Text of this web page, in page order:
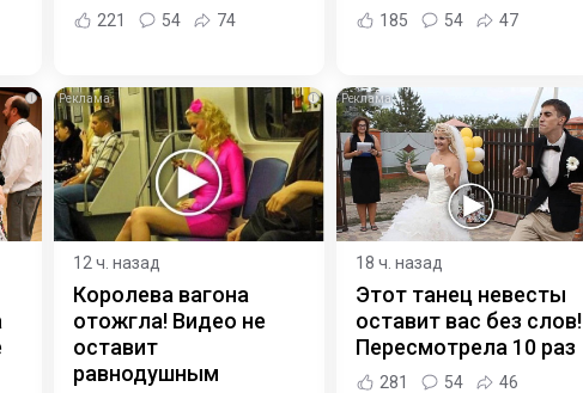
221 54 74 185 54 47
i i
12 ч. назад
Королева вагона
отожгла! Видео не
оставит
равнодушным
18 ч. назад
Этот танец невесты
оставит вас без слов!
Пересмотрела 10 раз
281 54 46